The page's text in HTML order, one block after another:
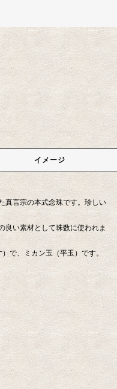
イメージ
真言宗の本式念珠です。珍しい
良い素材として珠数に使われま
で、ミカン玉（平玉）です。